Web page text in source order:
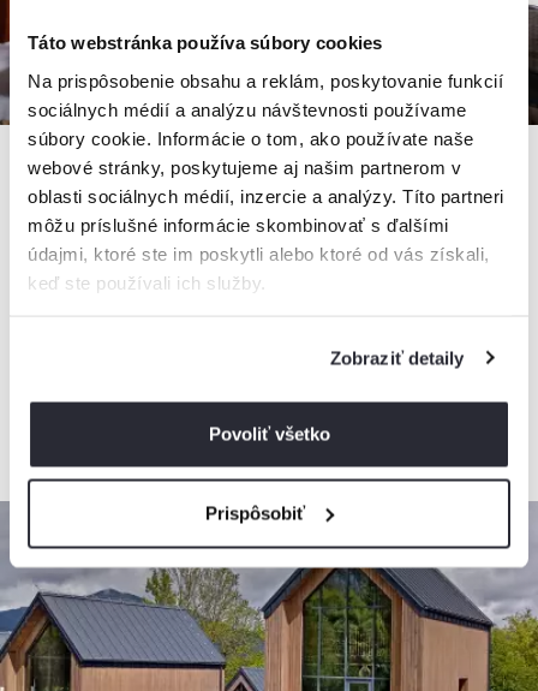
Táto webstránka používa súbory cookies
Na prispôsobenie obsahu a reklám, poskytovanie funkcií
sociálnych médií a analýzu návštevnosti používame
súbory cookie. Informácie o tom, ako používate naše
webové stránky, poskytujeme aj našim partnerom v
oblasti sociálnych médií, inzercie a analýzy. Títo partneri
môžu príslušné informácie skombinovať s ďalšími
údajmi, ktoré ste im poskytli alebo ktoré od vás získali,
keď ste používali ich služby.
Zobraziť detaily
Povoliť všetko
Prispôsobiť
5,0
Chata Glianka 1
Chata, Brezno, Slovensko